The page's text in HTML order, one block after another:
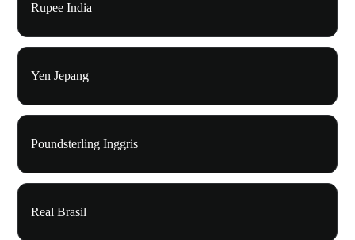
Rupee India
Yen Jepang
Poundsterling Inggris
Real Brasil